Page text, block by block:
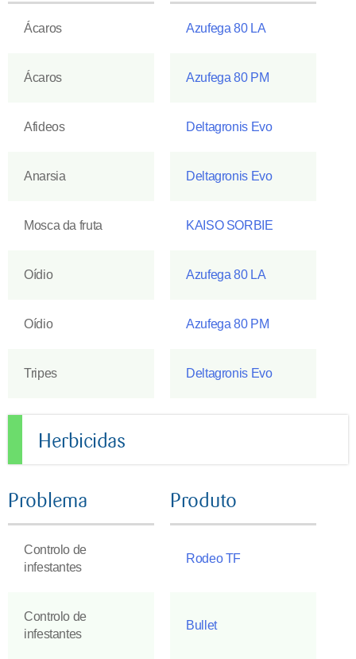
Ácaros Azufega 80 LA
Ácaros Azufega 80 PM
Afideos Deltagronis Evo
Anarsia Deltagronis Evo
Mosca da fruta KAISO SORBIE
Oídio Azufega 80 LA
Oídio Azufega 80 PM
Tripes Deltagronis Evo
Herbicidas
Problema Produto
Controlo de
infestantes
Rodeo TF
Controlo de
infestantes
Bullet